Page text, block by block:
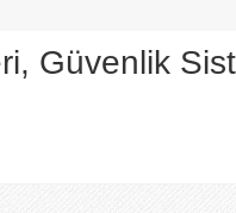
Güvenlik